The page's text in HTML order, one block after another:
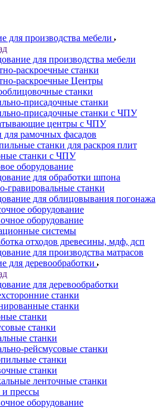
для производства мебели
для производства мебели
раскроечные станки
раскроечные Центры
станки
присадочные станки
присадочные станки с ЧПУ
центры с ЧПУ
для рамочных фасадов
станки для раскроя плит
станки с ЧПУ
оборудование
для обработки шпона
гравировальные станки
для облицовывания погонажа
оборудование
оборудование
системы
отходов древесины, мдф, дсп
для производства матрасов
для деревообработки
для деревообработки
станки
станки
станки
станки
станки
рейсмусовые станки
станки
станки
ленточные станки
прессы
оборудование